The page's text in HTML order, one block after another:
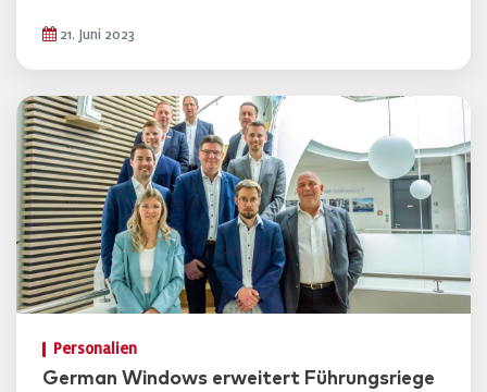
21. Juni 2023
Personalien
German Windows erweitert Führungsriege